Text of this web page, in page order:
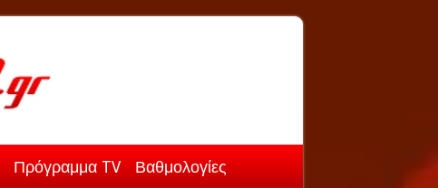
Πρόγραμμα TV Βαθμολογίες